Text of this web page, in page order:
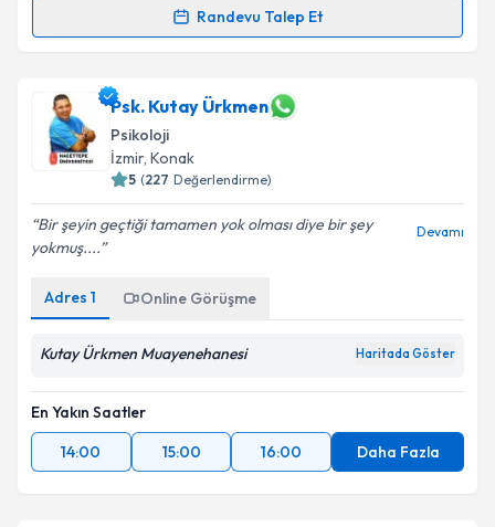
Randevu Talep Et
takvim hazırlandığında e-posta ile bilgilendireceğiz.
E-posta Adresiniz
kapsamda işlenmesini kabul ediyorum.
Takvim Talebini Gönder
Psk. Kutay Ürkmen
Psikoloji
İzmir, Konak
5 (227 Değerlendirme)
Bir şeyin geçtiği tamamen yok olması diye bir şey
yokmuş....
Devamı
Adres 1 Online Görüşme
Kutay Ürkmen Muayenehanesi Haritada Göster
En Yakın Saatler
14:00
15:00 16:00 Daha Fazla